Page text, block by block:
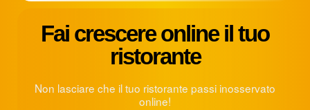
Fai crescere online il tuo
ristorante
Non lasciare che il tuo ristorante passi inosservato
online!